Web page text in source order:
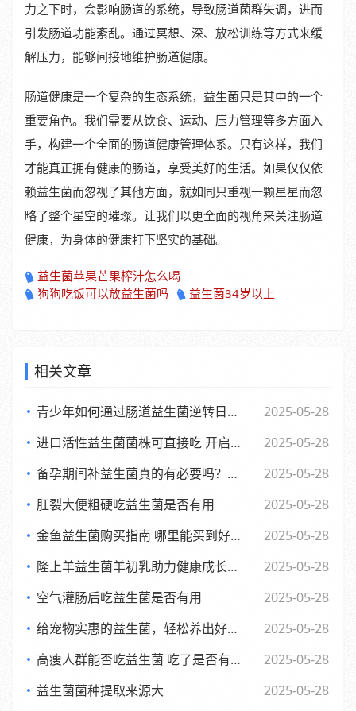
力之下时，会影响肠道的系统，导致肠道菌群失调，进而
引发肠道功能紊乱。通过冥想、深、放松训练等方式来缓
解压力，能够间接地维护肠道健康。
肠道健康是一个复杂的生态系统，益生菌只是其中的一个
重要角色。我们需要从饮食、运动、压力管理等多方面入
手，构建一个全面的肠道健康管理体系。只有这样，我们
才能真正拥有健康的肠道，享受美好的生活。如果仅仅依
赖益生菌而忽视了其他方面，就如同只重视一颗星星而忽
略了整个星空的璀璨。让我们以更全面的视角来关注肠道
健康，为身体的健康打下坚实的基础。
益生菌苹果芒果榨汁怎么喝
狗狗吃饭可以放益生菌吗
益生菌34岁以上
相关文章
青少年如何通过肠道益生菌逆转日常倦怠，活力满满每一天
2025-05-28
进口活性益生菌菌株可直接吃 开启健康新体验
2025-05-28
备孕期间补益生菌真的有必要吗？了解背后的和科学依据
2025-05-28
肛裂大便粗硬吃益生菌是否有用
2025-05-28
金鱼益生菌购买指南 哪里能买到好用又实惠的金鱼益生菌
2025-05-28
隆上羊益生菌羊初乳助力健康成长的全新探索与应用
2025-05-28
空气灌肠后吃益生菌是否有用
2025-05-28
给宠物实惠的益生菌，轻松养出好肚子，赶快来看看吧
2025-05-28
高瘦人群能否吃益生菌 吃了是否有效果
2025-05-28
益生菌菌种提取来源大
2025-05-28